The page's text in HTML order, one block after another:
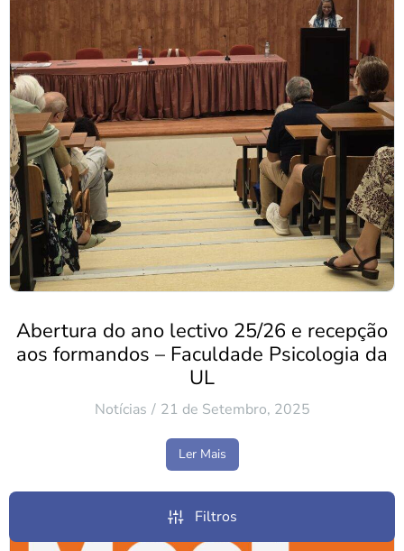
Abertura do ano lectivo 25/26 e recepção
aos formandos – Faculdade Psicologia da
UL
Notícias 21 de Setembro, 2025
Ler Mais
Filtros